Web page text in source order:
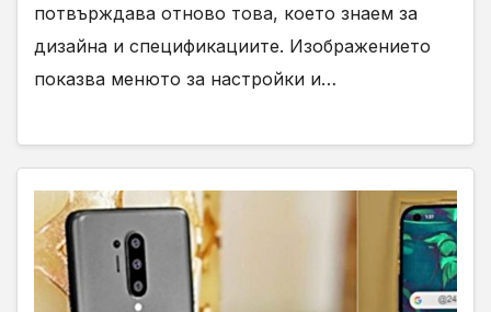
потвърждава отново това, което знаем за
дизайна и спецификациите. Изображението
показва менюто за настройки и…